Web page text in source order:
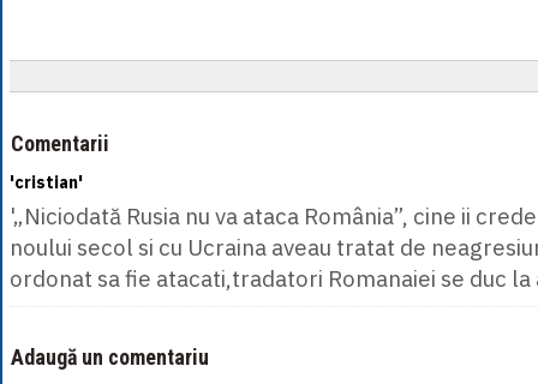
Comentarii
'cristian'
'„Niciodată Rusia nu va ataca România”, cine ii
noului secol si cu Ucraina aveau tratat de
ordonat sa fie atacati,tradatori Romanaiei se duc la
Adaugă un comentariu